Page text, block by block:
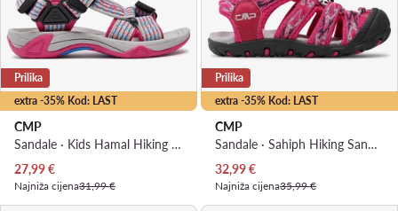
extra -35% Kod: LAST
Prilika
CMP
Sandale · Kids Hamal Hiking Sandal 38Q9954 · Siva
Trenutna cijena
27,99€
Najniža cijena31,99 €
extra -35% Kod: LAST
Prilika
CMP
Sandale · Sahiph Hiking Sandal 30Q9524 · Ružičasta
Trenutna cijena
32,99€
Najniža cijena35,99 €